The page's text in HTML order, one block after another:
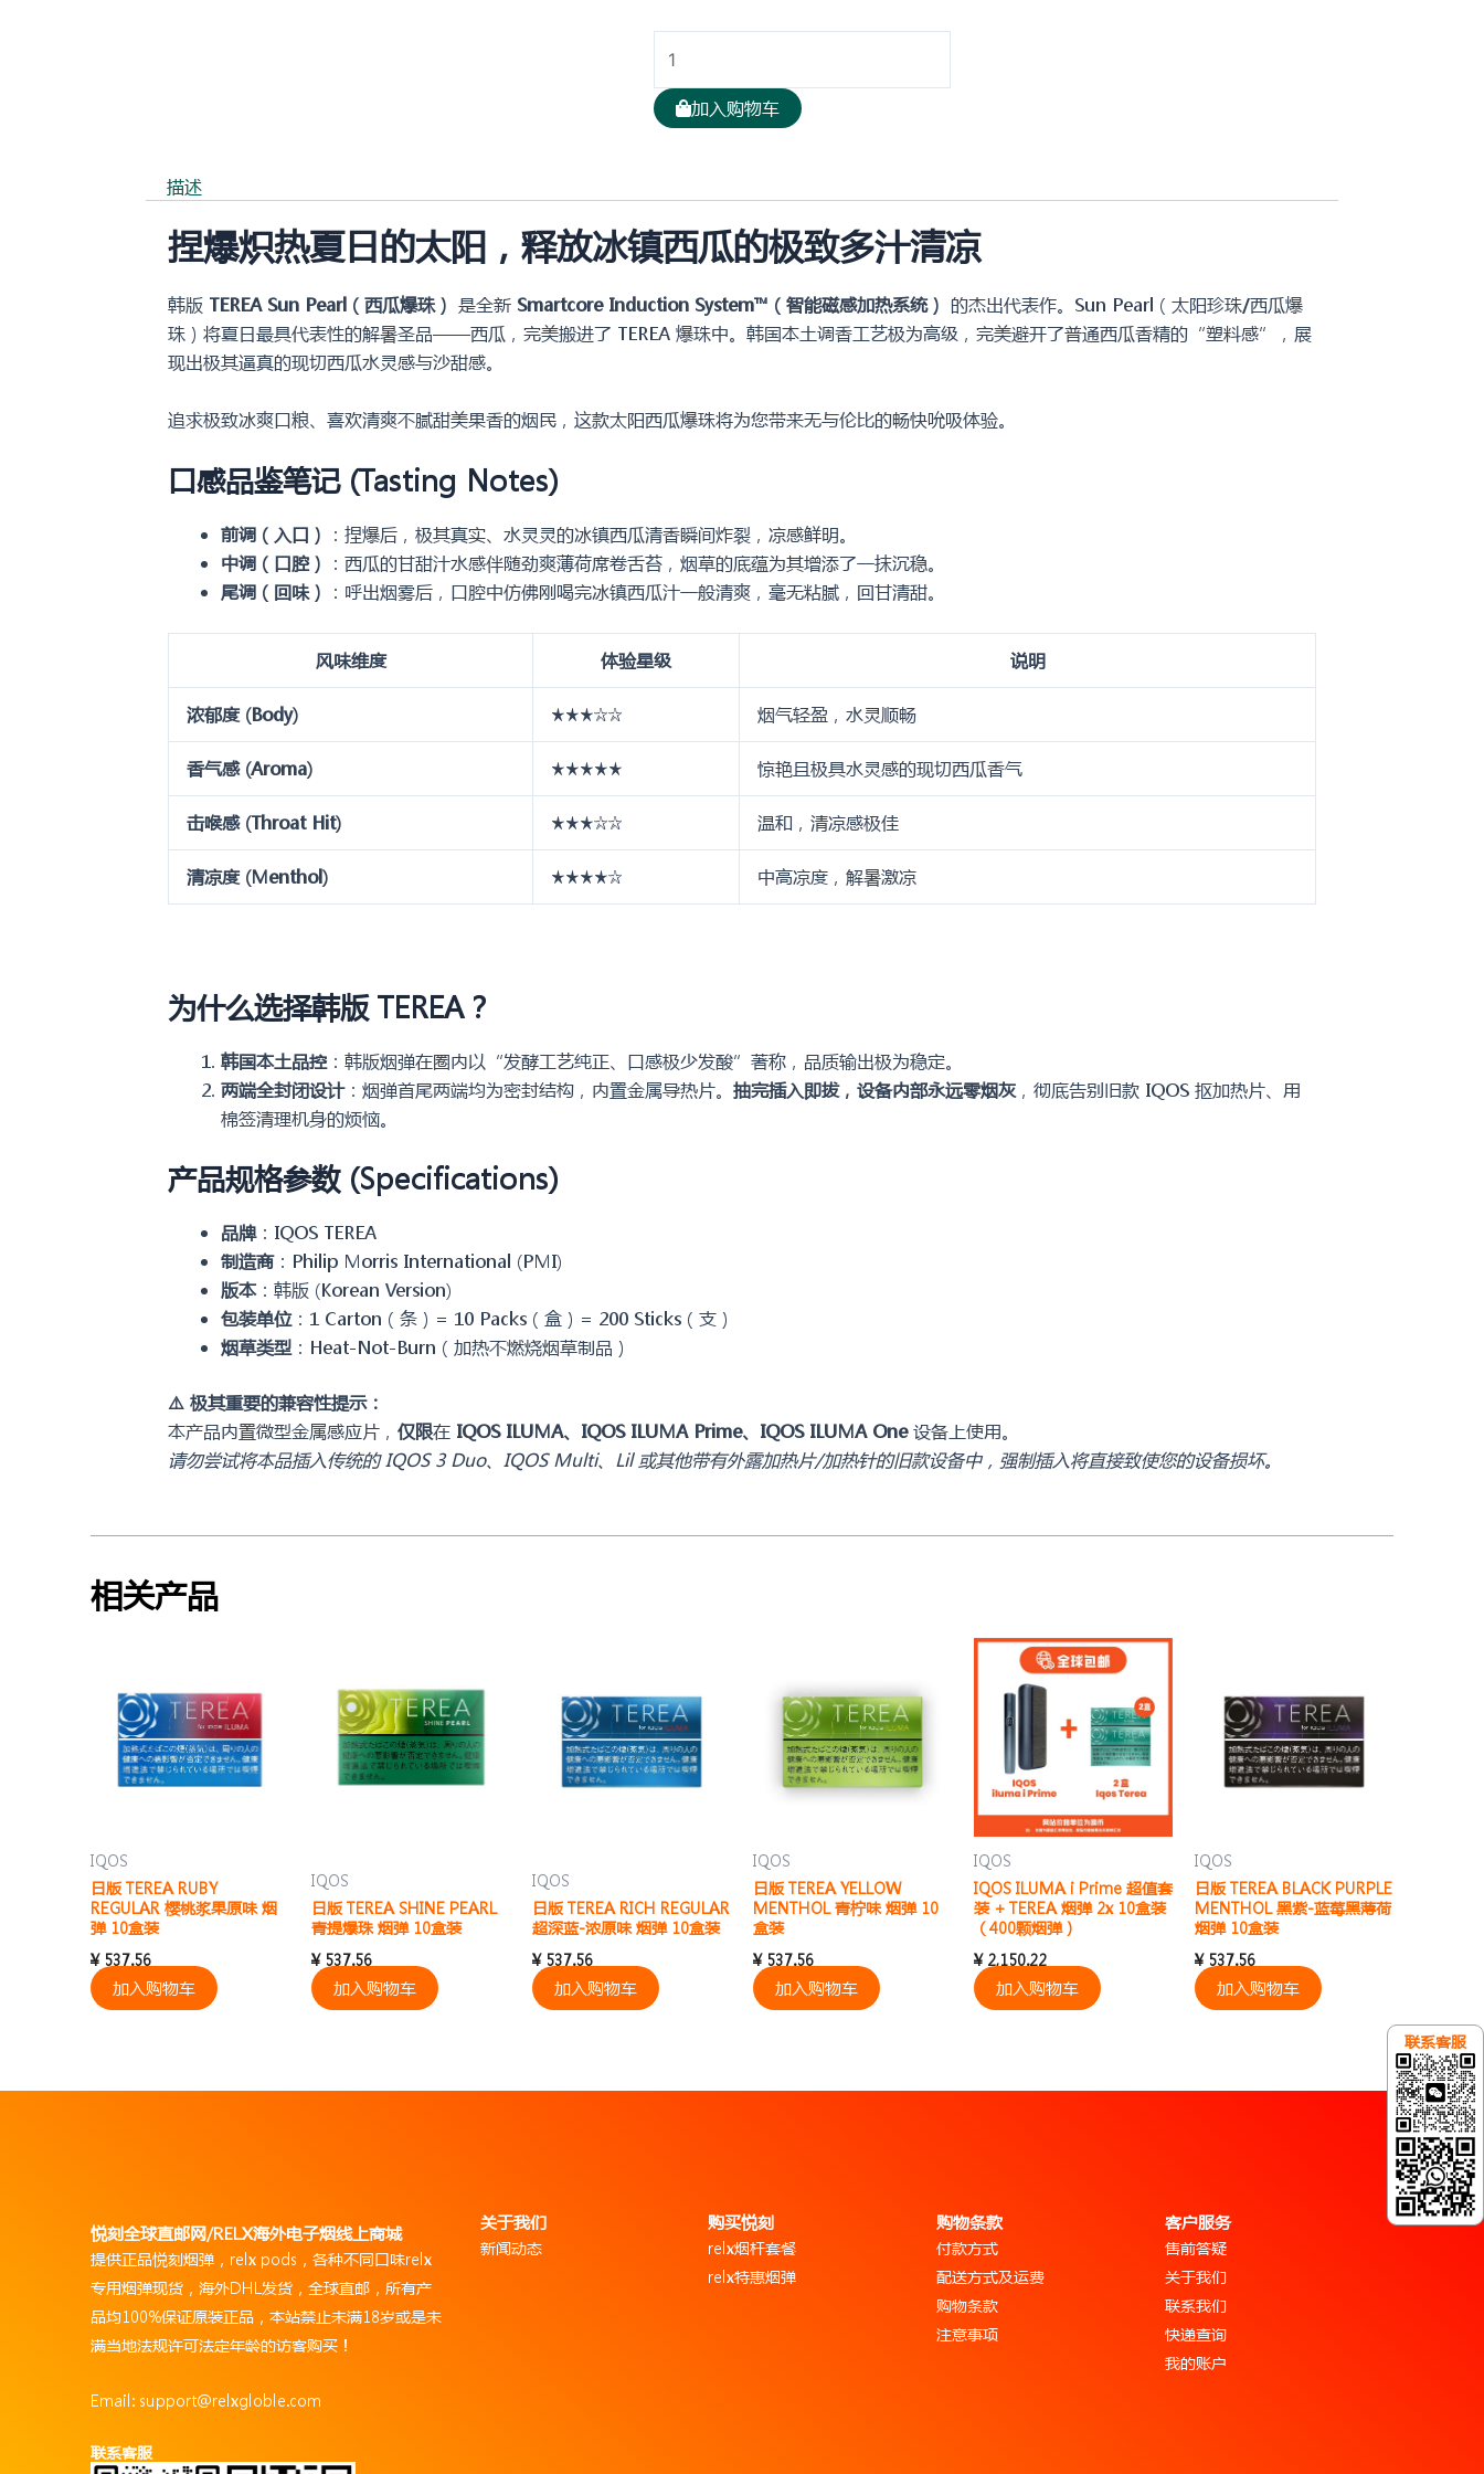
TEREA
太
Sun
西
瓜
烟
装
数
量
加入购物车
描述
捏爆炽热夏日的太阳，释放冰镇西瓜的极致多汁清凉
韩版 TEREA Sun Pearl（西瓜爆珠） 是全新 Smartcore Induction System™（智能磁感加热系统） 的杰出代表作。Sun Pearl（太阳珍珠/西瓜爆
珠）将夏日最具代表性的解暑圣品——西瓜，完美搬进了 TEREA 爆珠中。韩国本土调香工艺极为高级，完美避开了普通西瓜香精的“塑料感”，展
现出极其逼真的现切西瓜水灵感与沙甜感。
追求极致冰爽口粮、喜欢清爽不腻甜美果香的烟民，这款太阳西瓜爆珠将为您带来无与伦比的畅快吮吸体验。
口感品鉴笔记 (Tasting Notes)
前调（入口）
：捏爆后，极其真实、水灵灵的冰镇西瓜清香瞬间炸裂，凉感鲜明。
中调（口腔）
：西瓜的甘甜汁水感伴随劲爽薄荷席卷舌苔，烟草的底蕴为其增添了一抹沉稳。
尾调（回味）
：呼出烟雾后，口腔中仿佛刚喝完冰镇西瓜汁一般清爽，毫无粘腻，回甘清甜。
风味维度 体验星级 说明
浓郁度 (Body) ★★★☆☆ 烟气轻盈，水灵顺畅
香气感 (Aroma) ★★★★★ 惊艳且极具水灵感的现切西瓜香气
击喉感 (Throat Hit) ★★★☆☆ 温和，清凉感极佳
清凉度 (Menthol) ★★★★☆ 中高凉度，解暑激凉
为什么选择韩版 TEREA？
韩国本土品控 ：韩版烟弹在圈内以“发酵工艺纯正、口感极少发酸”著称，品质输出极为稳定。
两端全封闭设计：烟弹首尾两端均为密封结构，内置金属导热片。 抽完插入即拔，设备内部永远零烟灰 ，彻底告别旧款 IQOS 抠加热片、用
棉签清理机身的烦恼。
产品规格参数 (Specifications)
品牌：IQOS TEREA
制造商：Philip Morris International (PMI)
版本：韩版 (Korean Version)
包装单位：1 Carton（条）= 10 Packs（盒）= 200 Sticks（支）
烟草类型 ：Heat-Not-Burn（加热不燃烧烟草制品）
⚠️ 极其重要的兼容性提示：
本产品内置微型金属感应片， 仅限在 IQOS ILUMA、IQOS ILUMA Prime、IQOS ILUMA One设备上使用。
请勿尝试将本品插入传统的 IQOS 3 Duo、IQOS Multi、Lil 或其他带有外露加热片/加热针的旧款设备中，强制插入将直接致使您的设备损坏。
相关产品
IQOS
日版 TEREA RUBY
REGULAR 樱桃浆果原味 烟
弹 10盒装
¥537.56
加入购物车
IQOS
日版 TEREA SHINE PEARL
青提爆珠 烟弹 10盒装
¥537.56
加入购物车
IQOS
日版 TEREA RICH REGULAR
超深蓝-浓原味 烟弹 10盒装
¥537.56
加入购物车
IQOS
日版 TEREA YELLOW
MENTHOL 青柠味 烟弹 10
盒装
¥537.56
加入购物车
IQOS
IQOS ILUMA i Prime 超值套
装 + TEREA 烟弹 2x 10盒装
（400颗烟弹）
¥2,150.22
加入购物车
IQOS
日版 TEREA BLACK PURPLE
MENTHOL 黑紫-蓝莓黑薄荷
烟弹 10盒装
¥537.56
加入购物车
悦刻全球直邮网/RELX海外电子烟线上商城
提供正品悦刻烟弹，relx pods，各种不同口味relx
专用烟弹现货，海外DHL发货，全球直邮，所有产
品均100%保证原装正品，本站禁止未满18岁或是未
满当地法规许可法定年龄的访客购买！
Email: support@relxgloble.com
联系客服
关于我们
新闻动态
购买悦刻
relx烟杆套餐
relx特惠烟弹
购物条款
付款方式
配送方式及运费
购物条款
注意事项
客户服务
售前答疑
关于我们
联系我们
快递查询
我的账户
联系客服